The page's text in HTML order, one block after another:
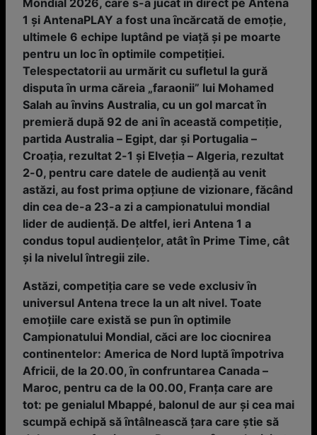
Mondial 2026, care s-a jucat ȋn direct pe Antena
1 și AntenaPLAY a fost una ȋncărcată de emoţie,
ultimele 6 echipe luptând pe viaţă și pe moarte
pentru un loc ȋn optimile competiţiei.
Telespectatorii au urmărit cu sufletul la gură
disputa ȋn urma căreia „faraonii” lui Mohamed
Salah au ȋnvins Australia, cu un gol marcat ȋn
premieră după 92 de ani ȋn această competiţie,
partida Australia – Egipt, dar și Portugalia –
Croaţia, rezultat 2-1 și Elveţia – Algeria, rezultat
2-0, pentru care datele de audienţă au venit
astăzi, au fost prima opţiune de vizionare, făcând
din cea de-a 23-a zi a campionatului mondial
lider de audienţă. De altfel, ieri Antena 1 a
condus topul audienţelor, atât în Prime Time, cât
şi la nivelul întregii zile.
Astăzi, competiţia care se vede exclusiv ȋn
universul Antena trece la un alt nivel. Toate
emoţiile care există se pun ȋn optimile
Campionatului Mondial, căci are loc ciocnirea
continentelor: America de Nord luptă ȋmpotriva
Africii, de la 20.00, ȋn confruntarea Canada –
Maroc, pentru ca de la 00.00, Franţa care are
tot: pe genialul Mbappé, balonul de aur și cea mai
scumpă echipă să ȋntâlnească ţara care știe să